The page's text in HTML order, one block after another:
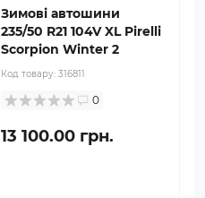
Зимові автошини
235/50 R21 104V XL Pirelli
Scorpion Winter 2
Код товару: 316811
0
13 100.00 грн.